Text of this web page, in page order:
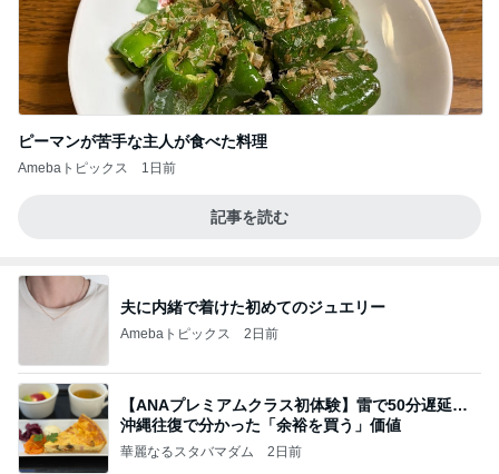
ピーマンが苦手な主人が食べた料理
Amebaトピックス 1日前
記事を読む
夫に内緒で着けた初めてのジュエリー
Amebaトピックス 2日前
【ANAプレミアムクラス初体験】雷で50分遅延…
沖縄往復で分かった「余裕を買う」価値
華麗なるスタバマダム 2日前